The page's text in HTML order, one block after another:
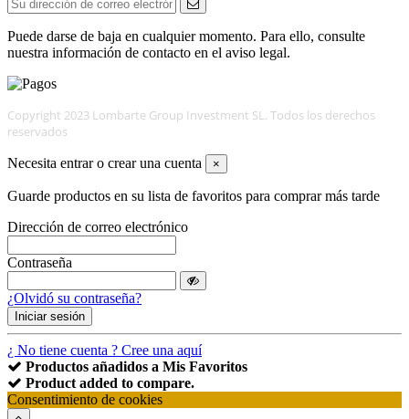
Puede darse de baja en cualquier momento. Para ello, consulte
nuestra información de contacto en el aviso legal.
Copyright 2023 Lombarte Group Investment SL. Todos los derechos
reservados
Necesita entrar o crear una cuenta ×
Guarde productos en su lista de favoritos para comprar más tarde
Dirección de correo electrónico
Contraseña
¿Olvidó su contraseña?
Iniciar sesión
¿ No tiene cuenta ? Cree una aquí
Productos añadidos a Mis Favoritos
Product added to compare.
Consentimiento de cookies